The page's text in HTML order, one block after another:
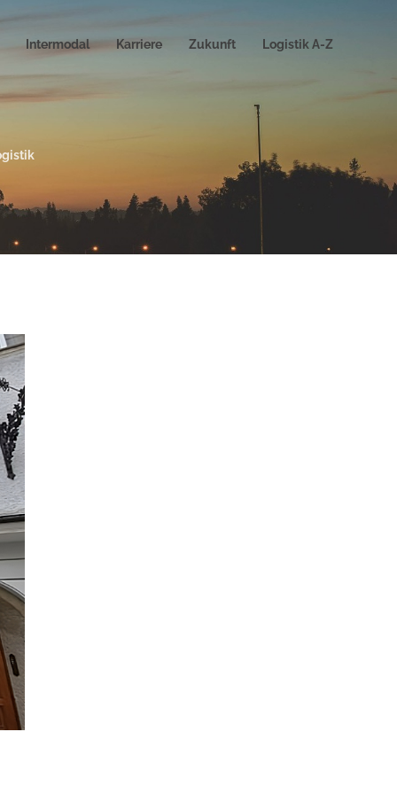
Intermodal Karriere Zukunft Logistik A-Z